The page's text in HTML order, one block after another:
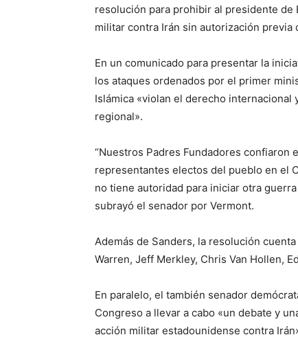
resolución para prohibir al presidente de
militar contra Irán sin autorización previa
En un comunicado para presentar la
los ataques ordenados por el primer
Islámica «violan el derecho
regional».
“Nuestros Padres Fundadores confiaron
representantes electos del pueblo en el
no tiene autoridad para iniciar otra
subrayó el senador por Vermont.
Además de Sanders, la resolución
Warren, Jeff Merkley, Chris Van Hollen,
En paralelo, el también senador
Congreso a llevar a cabo «un debate y
acción militar estadounidense contra